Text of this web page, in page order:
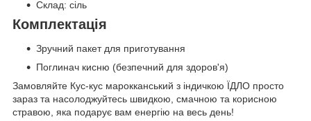
Склад: сіль
Комплектація
Зручний пакет для приготування
Поглинач кисню (безпечний для здоров'я)
Замовляйте Кус-кус марокканський з індичкою ЇДЛО просто
зараз та насолоджуйтесь швидкою, смачною та корисною
стравою, яка подарує вам енергію на весь день!